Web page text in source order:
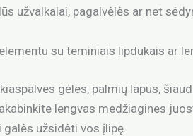
užvalkalai, pagalvėlės ar net
su teminiais lipdukais ar
gėles, palmių lapus,
lengvas medžiagines
užsidėti vos įlipę.